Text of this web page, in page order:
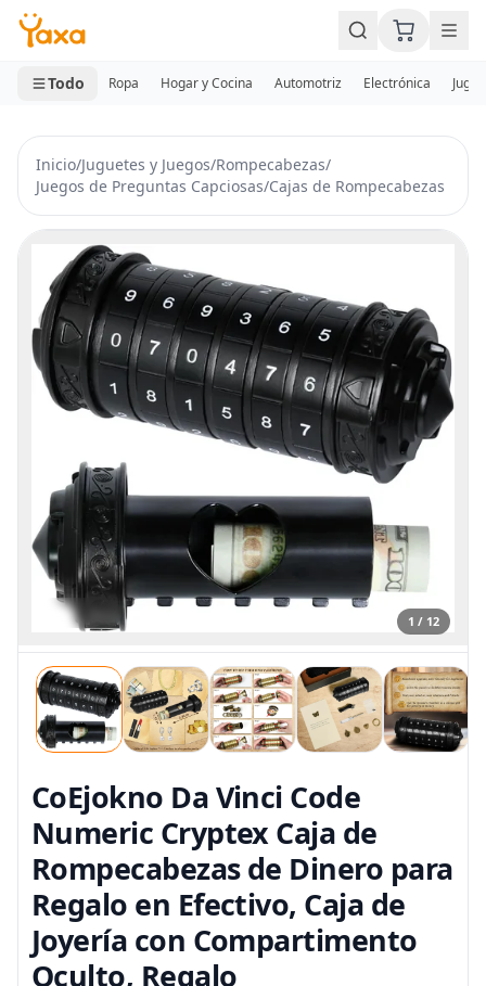
MINI CARRITO
0 productos
Todo Ropa Hogar y Cocina Automotriz Electrónica
Inicio/Juguetes y Juegos/Rompecabezas/
Juegos de Preguntas Capciosas/Cajas de Rompecabezas
1 / 12
CoEjokno Da Vinci Code
Numeric Cryptex Caja de
Rompecabezas de Dinero para
Regalo en Efectivo, Caja de
Joyería con Compartimento
Oculto, Regalo